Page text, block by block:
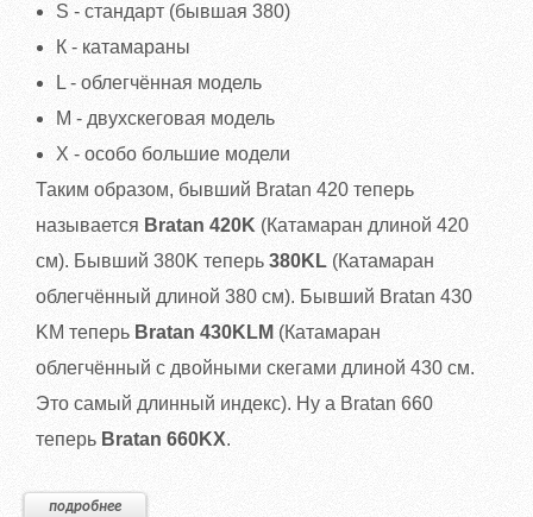
S - стандарт (бывшая 380)
К - катамараны
L - облегчённая модель
M - двухскеговая модель
X - особо большие модели
Таким образом, бывший Bratan 420 теперь
называется Bratan 420K (Катамаран длиной 420
см). Бывший 380K теперь 380KL (Катамаран
облегчённый длиной 380 см). Бывший Bratan 430
KM теперь Bratan 430KLM (Катамаран
облегчённый с двойными скегами длиной 430 см.
Это самый длинный индекс). Ну а Bratan 660
теперь Bratan 660KX.
подробнее